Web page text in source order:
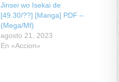
Jinsei wo Isekai de
[49.30/??] [Manga] PDF –
(Mega/Mf)
agosto 21, 2023
En «Accion»